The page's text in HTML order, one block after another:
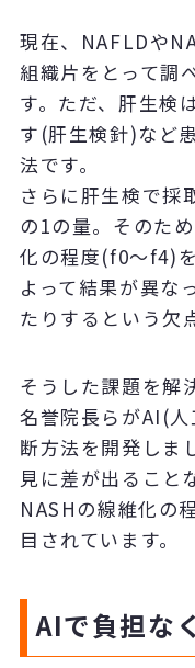
現在、NAFLDや
組織片をとって調
す。ただ、肝生検
す(肝生検針)など
法です。
さらに肝生検で採
の1の量。そのた
化の程度(f0～f4)
よって結果が異な
たりするという欠
そうした課題を解
名誉院長らがAI(
断方法を開発しま
見に差が出ること
NASHの線維化の
目されています。
AIで負担な